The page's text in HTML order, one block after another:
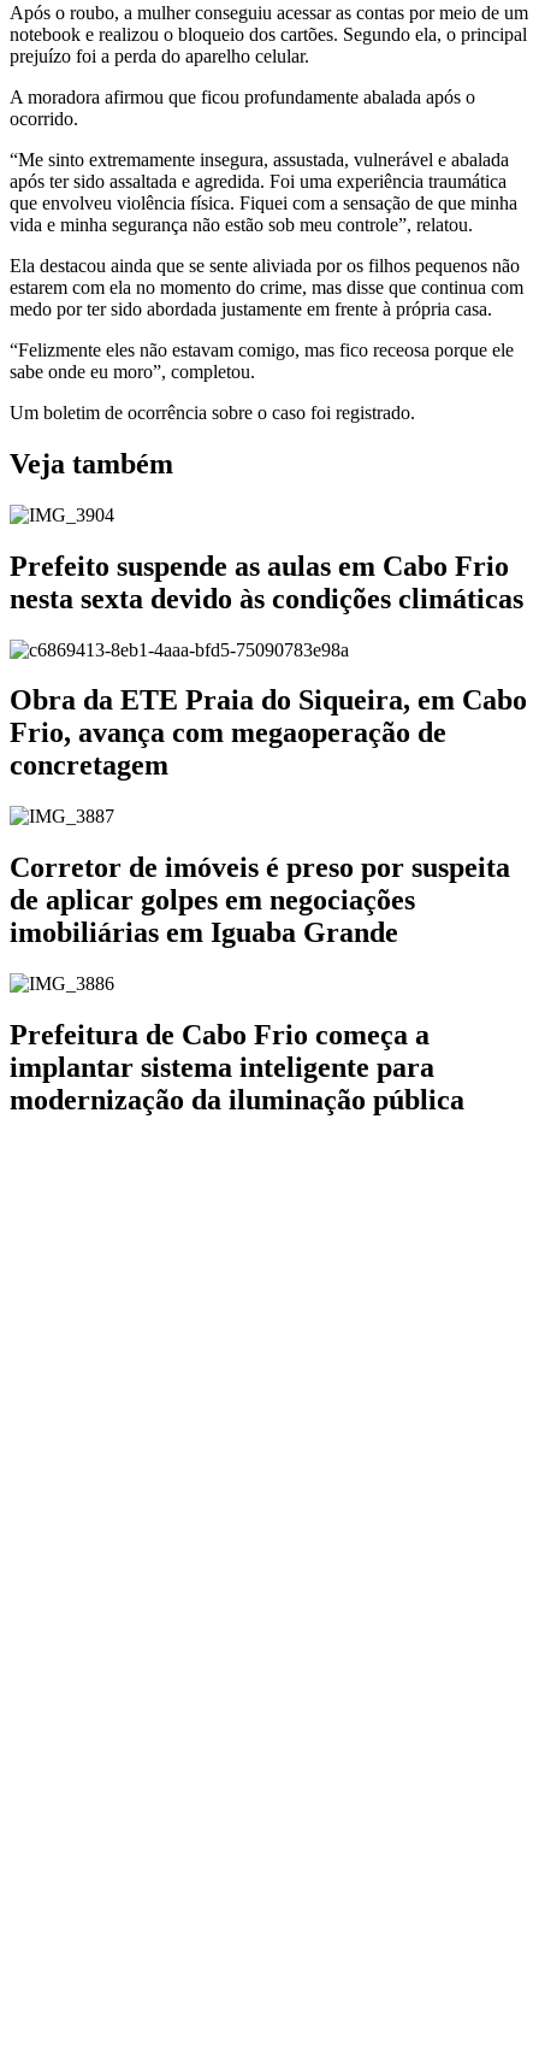
Após o roubo, a mulher conseguiu acessar as contas por meio de um
notebook e realizou o bloqueio dos cartões. Segundo ela, o principal
prejuízo foi a perda do aparelho celular.
A moradora afirmou que ficou profundamente abalada após o
ocorrido.
“Me sinto extremamente insegura, assustada, vulnerável e abalada
após ter sido assaltada e agredida. Foi uma experiência traumática
que envolveu violência física. Fiquei com a sensação de que minha
vida e minha segurança não estão sob meu controle”, relatou.
Ela destacou ainda que se sente aliviada por os filhos pequenos não
estarem com ela no momento do crime, mas disse que continua com
medo por ter sido abordada justamente em frente à própria casa.
“Felizmente eles não estavam comigo, mas fico receosa porque ele
sabe onde eu moro”, completou.
Um boletim de ocorrência sobre o caso foi registrado.
Veja também
Prefeito suspende as aulas em Cabo Frio
nesta sexta devido às condições climáticas
Obra da ETE Praia do Siqueira, em Cabo
Frio, avança com megaoperação de
concretagem
Corretor de imóveis é preso por suspeita
de aplicar golpes em negociações
imobiliárias em Iguaba Grande
Prefeitura de Cabo Frio começa a
implantar sistema inteligente para
modernização da iluminação pública